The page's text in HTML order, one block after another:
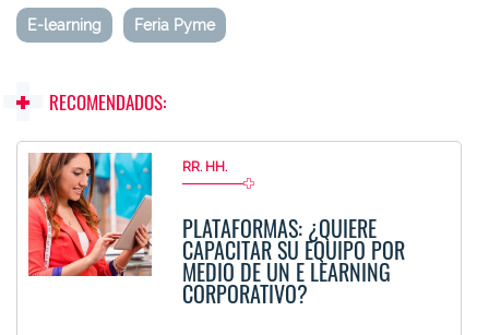
E-learning Feria Pyme
RECOMENDADOS:
RR. HH.
PLATAFORMAS: ¿QUIERE
CAPACITAR SU EQUIPO POR
MEDIO DE UN E LEARNING
CORPORATIVO?